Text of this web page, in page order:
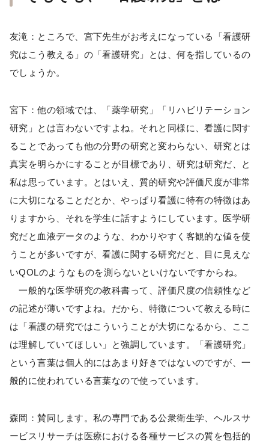
友滝：ところで、宮下先生がお考えになっている「看護研
究はこう教える」の「看護研究」とは、何を指しているの
でしょうか。
宮下：他の領域では、「薬学研究」「リハビリテーション
研究」とは言わないですよね。それと同様に、看護に関す
ることであっても他の分野の研究と変わらない、研究とは
真実を明らかにすることが目標であり、研究は研究だ、と
私は思っています。とはいえ、質的研究や評価尺度が非常
に大切になることだとか、やっぱり看護に特有の特徴はあ
りますから、それを学生に話すようにしています。医学研
究だと血液データのような、わかりやすく客観的な値を使
うことが多いですが、看護に関する研究だと、目に見えな
いQOLのようなものを測らないといけないですからね。
一般的な医学研究の教科書って、評価尺度の信頼性など
の記述が薄いですよね。だから、特徴について教える時に
は「看護の研究ではこういうことが大切になるから、ここ
は理解していてほしい」と強調しています。「看護研究」
という言葉は個人的にはあまり好きではないのですが、一
般的に使われている言葉なので使っています。
森岡：賛同します。私の専門である公衆衛生学、ヘルスサ
ービスリサーチは医療における各種サービスの質を包括的